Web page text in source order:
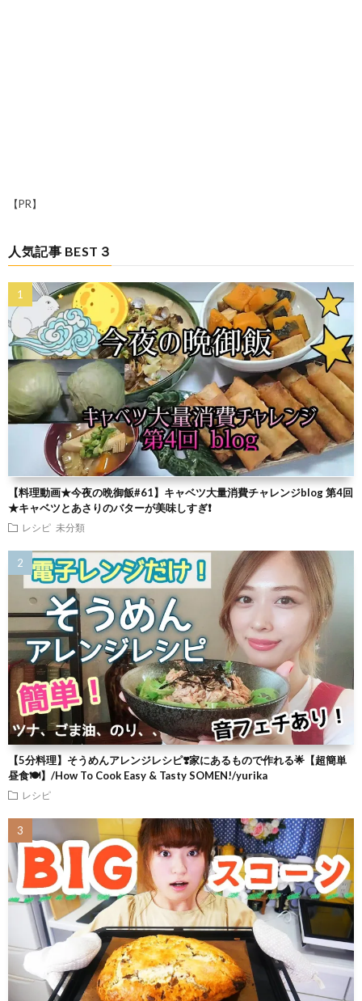
【PR】
人気記事 BEST３
【料理動画★今夜の晩御飯#61】キャベツ大量消費チャレンジblog 第4回
★キャベツとあさりのバターが美味しすぎ❗
レシピ 未分類
【5分料理】そうめんアレンジレシピ❣️家にあるもので作れる🌟【超簡単
昼食🍽】/How To Cook Easy & Tasty SOMEN!/yurika
レシピ